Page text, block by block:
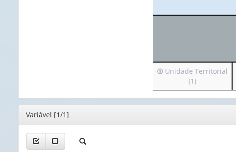
Irá
o
cabeçalho
Unidade Territorial
(1)
Editor
Variável [1/1]